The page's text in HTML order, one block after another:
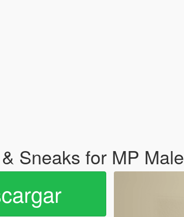
Sneaks for MP Male